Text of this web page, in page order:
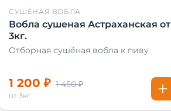
СУШЁНАЯ ВОБЛА
Вобла сушеная Астраханская от
3кг.
Отборная сушёная вобла к пиву
1 200 ₽ 1 450 ₽
от 3кг